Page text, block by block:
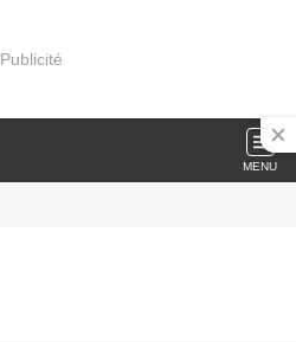
Publicité
MENU